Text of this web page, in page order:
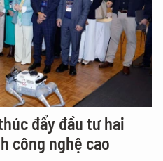
đẩy đầu tư hai
công nghệ cao